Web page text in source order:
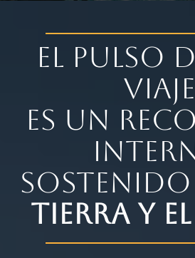
El Pulso
Viaje
Es un
tierra y EL